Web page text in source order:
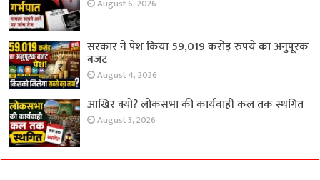
August 6, 2026
सरकार ने पेश किया 59,019 करोड़ रुपये का अनुपूरक
बजट
August 4, 2026
आखिर क्यों? लोकसभा की कार्यवाही कल तक स्थगित
August 3, 2026